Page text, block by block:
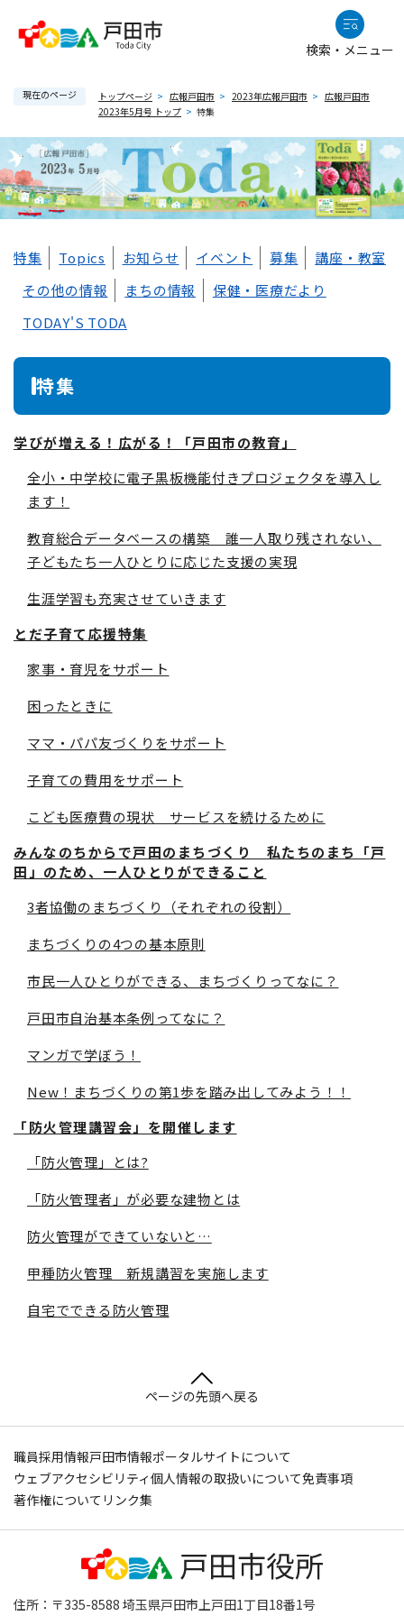
で
す
。
検索・メニュー
現在のページ トップページ > 広報戸田市 > 2023年広報戸田市 > 広報戸田市
2023年5月号 トップ > 特集
文
特集 Topics お知らせ イベント 募集
講座・教室
その他の情報
まちの情報
保健・医療だより
TODAY'S TODA
特集
学びが増える！広がる！「戸田市の教育」
全小・中学校に電子黒板機能付きプロジェクタを導入し
ます！
教育総合データベースの構築 誰一人取り残されない、
子どもたち一人ひとりに応じた支援の実現
生涯学習も充実させていきます
とだ子育て応援特集
家事・育児をサポート
困ったときに
ママ・パパ友づくりをサポート
子育ての費用をサポート
こども医療費の現状 サービスを続けるために
みんなのちからで戸田のまちづくり 私たちのまち「戸
田」のため、一人ひとりができること
3者協働のまちづくり（それぞれの役割）
まちづくりの4つの基本原則
市民一人ひとりができる、まちづくりってなに？
戸田市自治基本条例ってなに？
マンガで学ぼう！
New！まちづくりの第1歩を踏み出してみよう！！
「防火管理講習会」を開催します
「防火管理」とは?
「防火管理者」が必要な建物とは
防火管理ができていないと…
甲種防火管理 新規講習を実施します
自宅でできる防火管理
ページの先頭へ戻る
職員採用情報戸田市情報ポータルサイトについて
ウェブアクセシビリティ個人情報の取扱いについて免責事項
著作権について リンク集
住所：〒335-8588 埼玉県戸田市上戸田1丁目18番1号